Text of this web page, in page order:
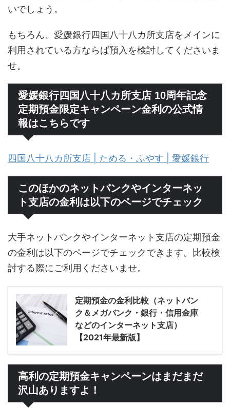
いでしょう。
もちろん、愛媛銀行四国八十八カ所支店をメインに
利用されている方ならば預入を検討してくださいま
せ。
愛媛銀行四国八十八カ所支店 10周年記念
定期預金限定キャンペーン金利の公式情
報はこちらです
四国八十八カ所支店 | ためる・ふやす | 愛媛銀行
このほかのネットバンクやインターネッ
ト支店の金利は以下のページでチェック
大手ネットバンクやインターネット支店の定期預金
の金利は以下のページでチェックできます。比較検
討する際にご利用くださいませ。
定期預金の金利比較（ネットバン
ク＆メガバンク・銀行・信用金庫
などのインターネット支店）
【2021年最新版】
高利の定期預金キャンペーンはまだまだ
沢山ありますよ！